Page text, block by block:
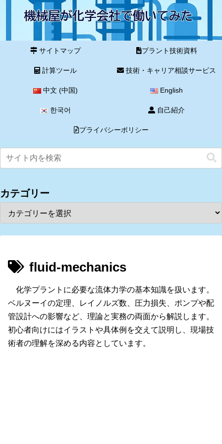
サイトマップ プラント技術資料
計算ツール 技術・キャリア相談サービス
中文 (中国) English
한국어 自己紹介
プライバシーポリシー
カテゴリー
fluid-mechanics
化学プラントに必要な流体力学の基本知識を扱います。
ベルヌーイの定理、レイノルズ数、圧力損失、ポンプや配
管設計への影響など、理論と実務の両面から解説します。
初心者向けにはイラストや具体例を交えて説明し、現場技
術者の理解を深める内容としています。